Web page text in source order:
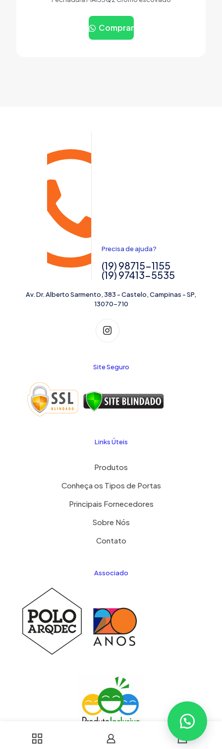
Comprar
Precisa de ajuda?
(19) 98715-1155
(19) 97413-5535
Av. Dr. Alberto Sarmento, 383 - Castelo, Campinas - SP,
13070-710
Site Seguro
Links Úteis
Produtos
Conheça os Tipos de Portas
Principais Fornecedores
Sobre Nós
Contato
Associado